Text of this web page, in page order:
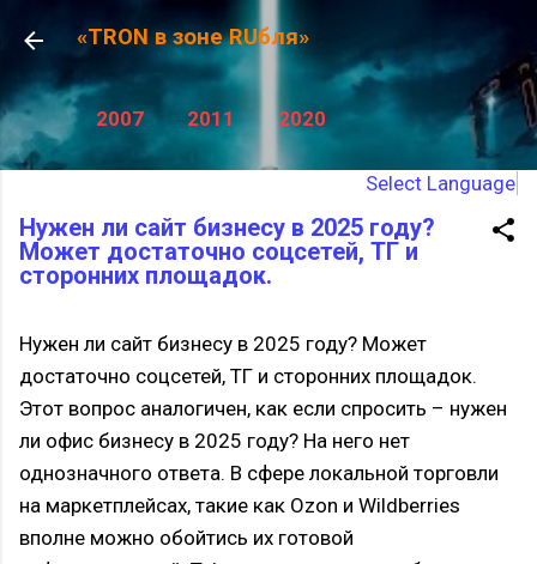
К основному контенту
«TRON в зоне RUбля»
2007 2011 2020
Select Language
Нужен ли сайт бизнесу в 2025 году?
Может достаточно соцсетей, ТГ и
сторонних площадок.
Нужен ли сайт бизнесу в 2025 году? Может
достаточно соцсетей, ТГ и сторонних площадок.
Этот вопрос аналогичен, как если спросить – нужен
ли офис бизнесу в 2025 году? На него нет
однозначного ответа. В сфере локальной торговли
на маркетплейсах, такие как Ozon и Wildberries
вполне можно обойтись их готовой